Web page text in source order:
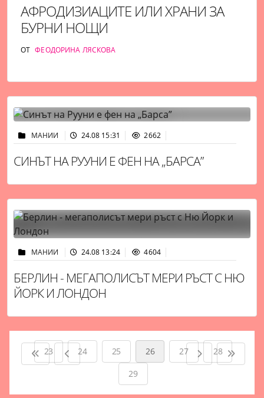
АФРОДИЗИАЦИТЕ ИЛИ ХРАНИ ЗА
БУРНИ НОЩИ
ОТ ФЕОДОРИНА ЛЯСКОВА
МАНИИ 24.08 15:31 2662
СИНЪТ НА РУУНИ Е ФЕН НА „БАРСА”
МАНИИ 24.08 13:24 4604
БЕРЛИН - МЕГАПОЛИСЪТ МЕРИ РЪСТ С НЮ
ЙОРК И ЛОНДОН
23 24 25 26 27
28
29